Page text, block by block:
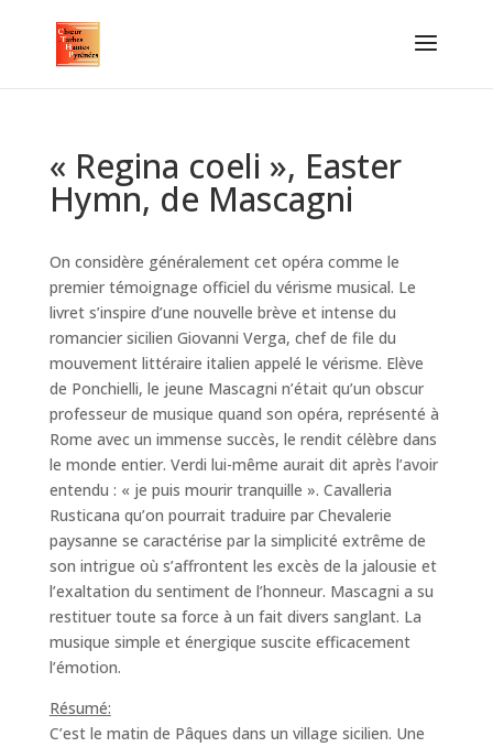
« Regina coeli », Easter
Hymn, de Mascagni
On considère généralement cet opéra comme le
premier témoignage officiel du vérisme musical. Le
livret s’inspire d’une nouvelle brève et intense du
romancier sicilien Giovanni Verga, chef de file du
mouvement littéraire italien appelé le vérisme. Elève
de Ponchielli, le jeune Mascagni n’était qu’un obscur
professeur de musique quand son opéra, représenté à
Rome avec un immense succès, le rendit célèbre dans
le monde entier. Verdi lui-même aurait dit après l’avoir
entendu : « je puis mourir tranquille ». Cavalleria
Rusticana qu’on pourrait traduire par Chevalerie
paysanne se caractérise par la simplicité extrême de
son intrigue où s’affrontent les excès de la jalousie et
l’exaltation du sentiment de l’honneur. Mascagni a su
restituer toute sa force à un fait divers sanglant. La
musique simple et énergique suscite efficacement
l’émotion.
Résumé:
C’est le matin de Pâques dans un village sicilien. Une